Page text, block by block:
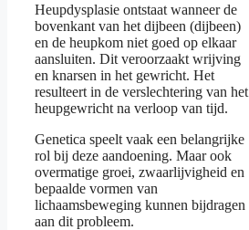
Heupdysplasie ontstaat wanneer de
bovenkant van het dijbeen (dijbeen)
en de heupkom niet goed op elkaar
aansluiten. Dit veroorzaakt wrijving
en knarsen in het gewricht. Het
resulteert in de verslechtering van het
heupgewricht na verloop van tijd.
Genetica speelt vaak een belangrijke
rol bij deze aandoening. Maar ook
overmatige groei, zwaarlijvigheid en
bepaalde vormen van
lichaamsbeweging kunnen bijdragen
aan dit probleem.